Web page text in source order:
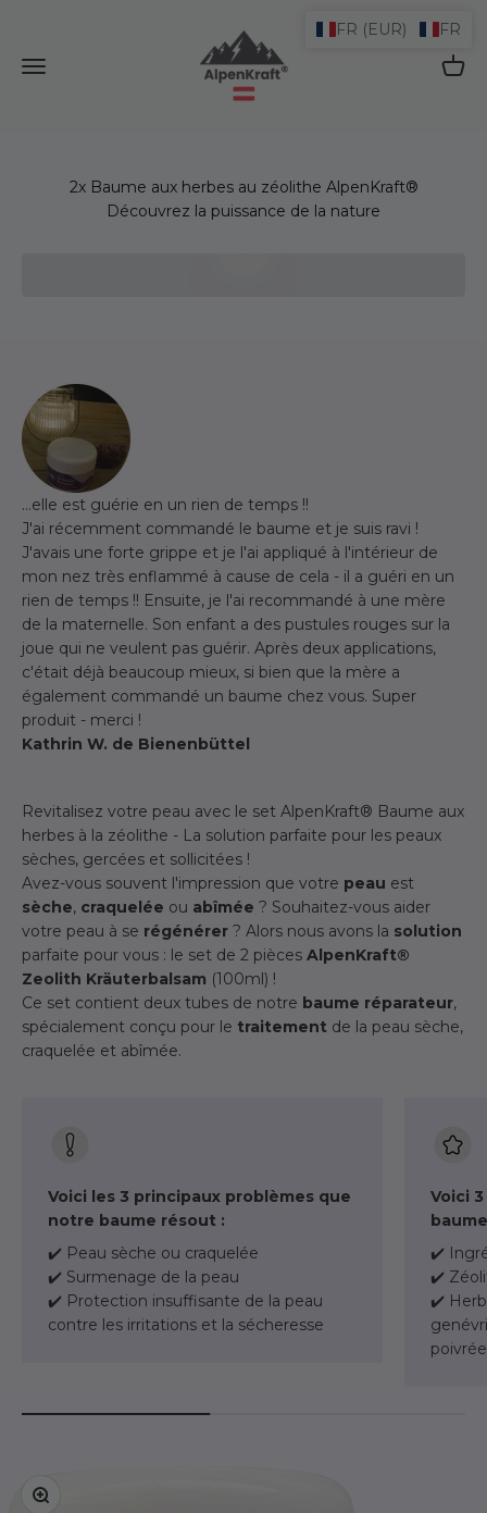
Ouvrir le menu de navigation
AlpenKraft® Shop
Découvrez la puissance de la nature
...elle est guérie en un rien de temps !!
J'ai récemment commandé le baume et je suis ravi !
J'avais une forte grippe et je l'ai appliqué à l'intérieur de
mon nez très enflammé à cause de cela - il a guéri en un
rien de temps !! Ensuite, je l'ai recommandé à une mère
de la maternelle. Son enfant a des pustules rouges sur la
joue qui ne veulent pas guérir. Après deux applications,
c'était déjà beaucoup mieux, si bien que la mère a
également commandé un baume chez vous. Super
produit - merci !
Kathrin W. de Bienenbüttel
Revitalisez votre peau avec le set AlpenKraft® Baume aux
herbes à la zéolithe - La solution parfaite pour les peaux
sèches, gercées et sollicitées !
Avez-vous souvent l'impression que votre peau est
sèche, craquelée ou abîmée ? Souhaitez-vous aider
votre peau à se régénérer ? Alors nous avons la solution
parfaite pour vous : le set de 2 pièces AlpenKraft®
Zeolith Kräuterbalsam (100ml) !
Ce set contient deux tubes de notre baume réparateur,
spécialement conçu pour le traitement de la peau sèche,
craquelée et abîmée.
Voici les 3 principaux problèmes que
notre baume résout :
✔️ Peau sèche ou craquelée
✔️ Surmenage de la peau
✔️ Protection insuffisante de la peau
contre les irritations et la sécheresse
Voici
✔️
✔️
✔️
Zoomer sur l'image
FR (EUR) FR